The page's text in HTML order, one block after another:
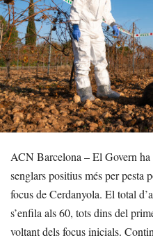
ACN Barcelona – El Govern
senglars positius més per pesta
focus de Cerdanyola. El total
s’enfila als 60, tots dins del
voltant dels focus inicials.